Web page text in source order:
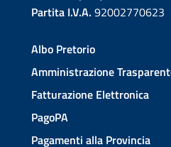
Partita I.V.A. 92002770623
Albo Pretorio
Amministrazione
Fatturazione Elettronica
PagoPA
Pagamenti alla Provincia